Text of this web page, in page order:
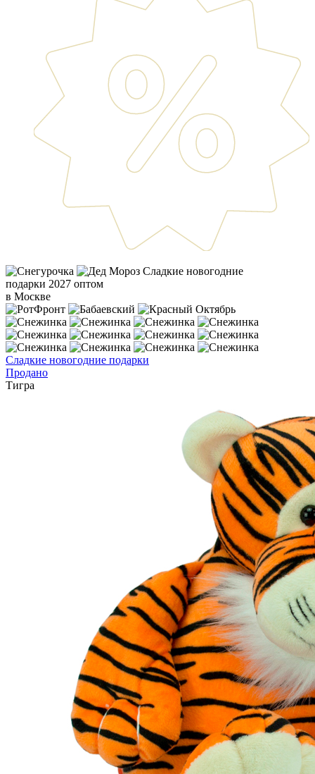
Сладкие новогодние
подарки 2027 оптом
в Москве
Сладкие новогодние подарки
Продано
Тигра